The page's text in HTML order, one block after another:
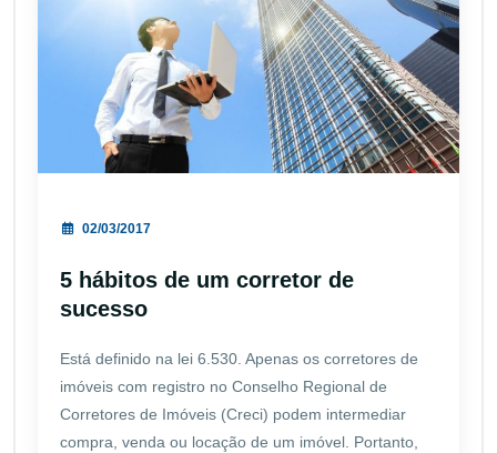
02/03/2017
5 hábitos de um corretor de
sucesso
Está definido na lei 6.530. Apenas os corretores de
imóveis com registro no Conselho Regional de
Corretores de Imóveis (Creci) podem intermediar
compra, venda ou locação de um imóvel. Portanto,